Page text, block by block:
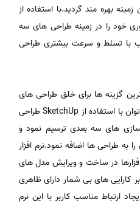
بهره مند گردید.با استفاده از
خود را در زمینه طراحی های سه
با تسلط و سرعت بیشتری طراحی
گزینه ها برای خلق طراحی های
باکیفیت و مطلوب می باشد و می توان با استفاده از SketchUp طراحی
های سه بعدی ترسیم نمود و
به طراحی ها اضافه نمود.نرم افزار
در ساخت و ویرایش مدل های
کارایی های بی شمار دارای ظاهری
ارتباط مناسب کاربر با این نرم